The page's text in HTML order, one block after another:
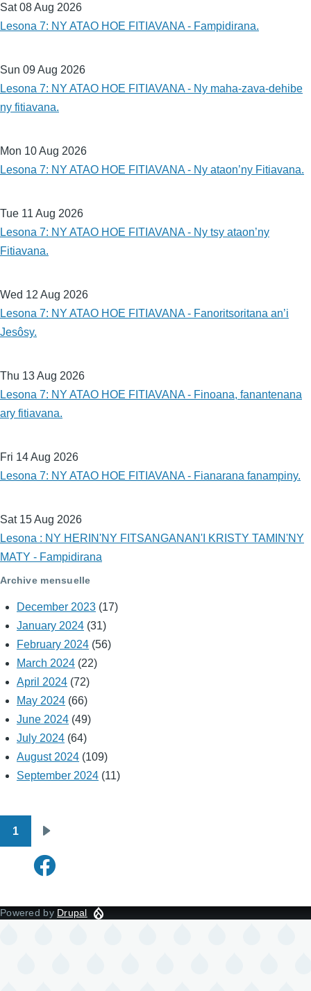
Sat 08 Aug 2026
Lesona 7: NY ATAO HOE FITIAVANA - Fampidirana.
Sun 09 Aug 2026
Lesona 7: NY ATAO HOE FITIAVANA - Ny maha-zava-dehibe
ny fitiavana.
Mon 10 Aug 2026
Lesona 7: NY ATAO HOE FITIAVANA - Ny ataon’ny Fitiavana.
Tue 11 Aug 2026
Lesona 7: NY ATAO HOE FITIAVANA - Ny tsy ataon’ny
Fitiavana.
Wed 12 Aug 2026
Lesona 7: NY ATAO HOE FITIAVANA - Fanoritsoritana an’i
Jesôsy.
Thu 13 Aug 2026
Lesona 7: NY ATAO HOE FITIAVANA - Finoana, fanantenana
ary fitiavana.
Fri 14 Aug 2026
Lesona 7: NY ATAO HOE FITIAVANA - Fianarana fanampiny.
Sat 15 Aug 2026
Lesona : NY HERIN'NY FITSANGANAN'I KRISTY TAMIN'NY
MATY - Fampidirana
Archive mensuelle
December 2023 (17)
January 2024 (31)
February 2024 (56)
March 2024 (22)
April 2024 (72)
May 2024 (66)
June 2024 (49)
July 2024 (64)
August 2024 (109)
September 2024 (11)
Pagination
1
page
Powered by Drupal